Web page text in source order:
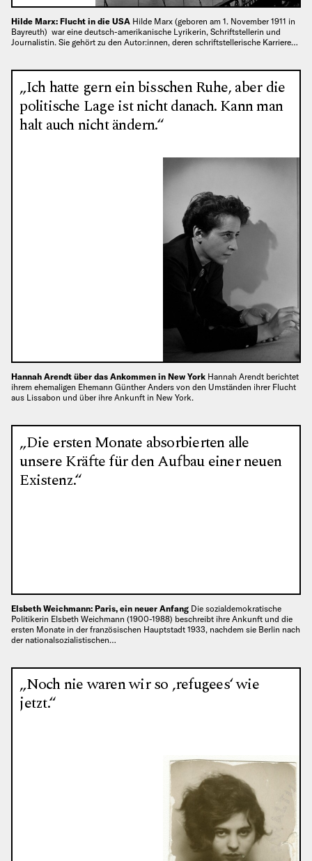
Hilde Marx: Flucht in die USA Hilde Marx (geboren am 1. November 1911 in
Bayreuth) war eine deutsch-amerikanische Lyrikerin, Schriftstellerin und
Journalistin. Sie gehört zu den Autor:innen, deren schriftstellerische Karriere…
„Ich hatte gern ein bisschen Ruhe, aber die
politische Lage ist nicht danach. Kann man
halt auch nicht ändern.“
Hannah Arendt über das Ankommen in New York Hannah Arendt berichtet
ihrem ehemaligen Ehemann Günther Anders von den Umständen ihrer Flucht
aus Lissabon und über ihre Ankunft in New York.
„Die ersten Monate absorbierten alle
unsere Kräfte für den Aufbau einer neuen
Existenz.“
Elsbeth Weichmann: Paris, ein neuer Anfang Die sozialdemokratische
Politikerin Elsbeth Weichmann (1900-1988) beschreibt ihre Ankunft und die
ersten Monate in der französischen Hauptstadt 1933, nachdem sie Berlin nach
der nationalsozialistischen…
„Noch nie waren wir so ‚refugees‘ wie
jetzt.“